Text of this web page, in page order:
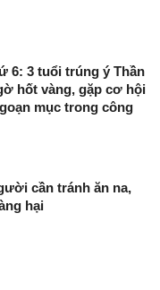
6: 3 tuổi trúng ý Thần
hốt vàng, gặp cơ hội
mục trong công
cần tránh ăn na,
hại